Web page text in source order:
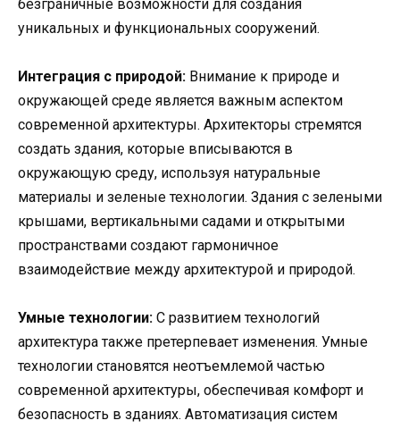
безграничные возможности для создания
уникальных и функциональных сооружений.
Интеграция с природой: Внимание к природе и
окружающей среде является важным аспектом
современной архитектуры. Архитекторы стремятся
создать здания, которые вписываются в
окружающую среду, используя натуральные
материалы и зеленые технологии. Здания с зелеными
крышами, вертикальными садами и открытыми
пространствами создают гармоничное
взаимодействие между архитектурой и природой.
Умные технологии: С развитием технологий
архитектура также претерпевает изменения. Умные
технологии становятся неотъемлемой частью
современной архитектуры, обеспечивая комфорт и
безопасность в зданиях. Автоматизация систем